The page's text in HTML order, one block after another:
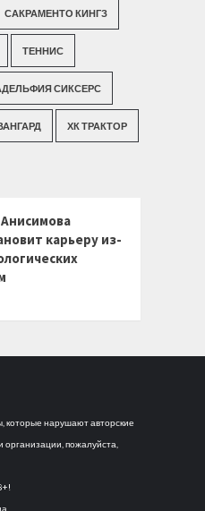
САКРАМЕНТО КИНГЗ
ТЕННИС
СИКСЕРС
ХК ТРАКТОР
карьеру из-
нарушают авторские
пожалуйста,